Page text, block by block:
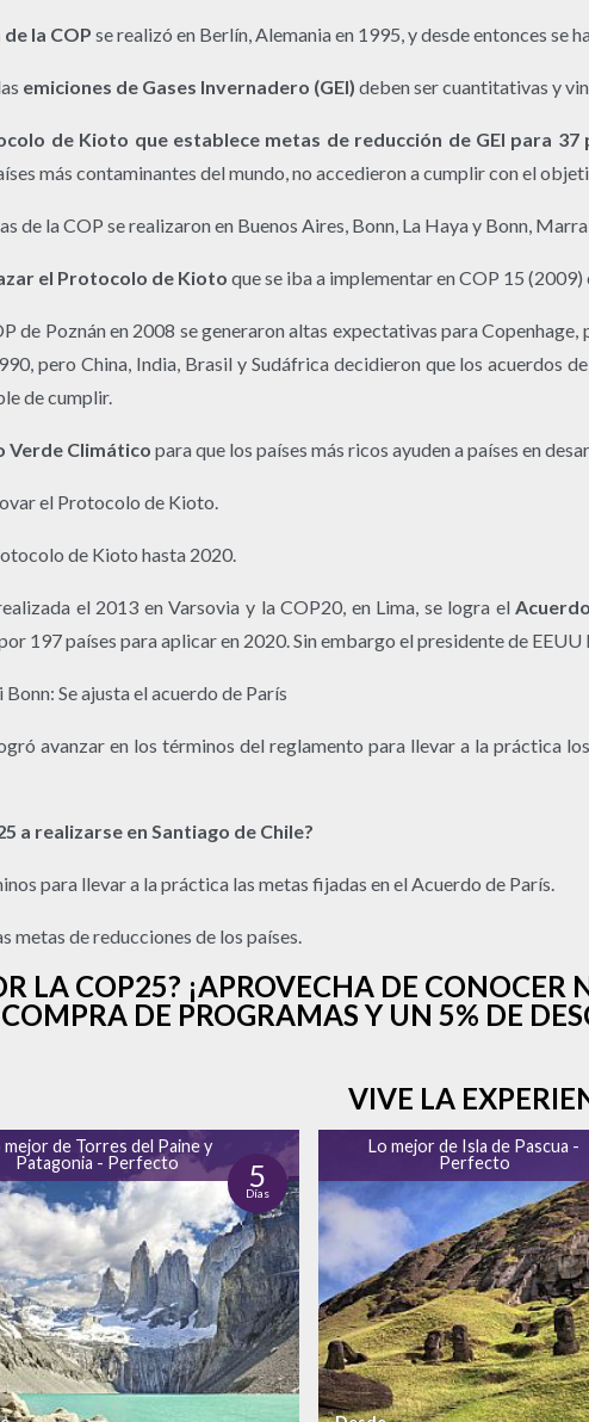
la COP se realizó en Berlín, Alemania en 1995, y desde entonces se
emiciones de Gases Invernadero (GEI) deben ser cuantitativas y
de Kioto que establece metas de reducción de GEI para 37
más contaminantes del mundo, no accedieron a cumplir con el
de la COP se realizaron en Buenos Aires, Bonn, La Haya y Bonn,
el Protocolo de Kioto que se iba a implementar en COP 15 (2009)
de Poznán en 2008 se generaron altas expectativas para
pero China, India, Brasil y Sudáfrica decidieron que los acuerdos
de cumplir.
Verde Climático para que los países más ricos ayuden a países en
el Protocolo de Kioto.
de Kioto hasta 2020.
el 2013 en Varsovia y la COP20, en Lima, se logra el
197 países para aplicar en 2020. Sin embargo el presidente de
Se ajusta el acuerdo de París
avanzar en los términos del reglamento para llevar a la práctica
a realizarse en Santiago de Chile?
para llevar a la práctica las metas fijadas en el Acuerdo de París.
metas de reducciones de los países.
LA COP25? ¡APROVECHA DE
DE PROGRAMAS Y UN 5% DE
VIVE LA
mejor de Torres del Paine y
Patagonia - Perfecto
5
Días
Lo mejor de Isla de Pascua -
Perfecto